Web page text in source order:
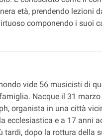
età, prendendo lezioni
componendo i suoi
vide 56 musicisti di
Nacque il 31
organista in una città
e a 17 anni
dopo la rottura della